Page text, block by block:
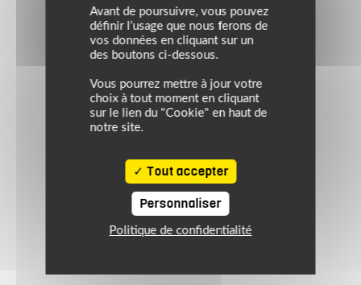
Avant de poursuivre, vous pouvez
définir l’usage que nous ferons de
vos données en cliquant sur un
des boutons ci-dessous.
Vous pourrez mettre à jour votre
choix à tout moment en cliquant
sur le lien du "Cookie" en haut de
notre site.
Tout accepter
Personnaliser
Politique de confidentialité